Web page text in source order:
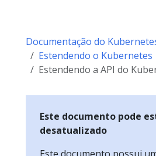
Documentação do
Estendendo o Kubernetes
Estendendo a API do
Este documento pode
desatualizado